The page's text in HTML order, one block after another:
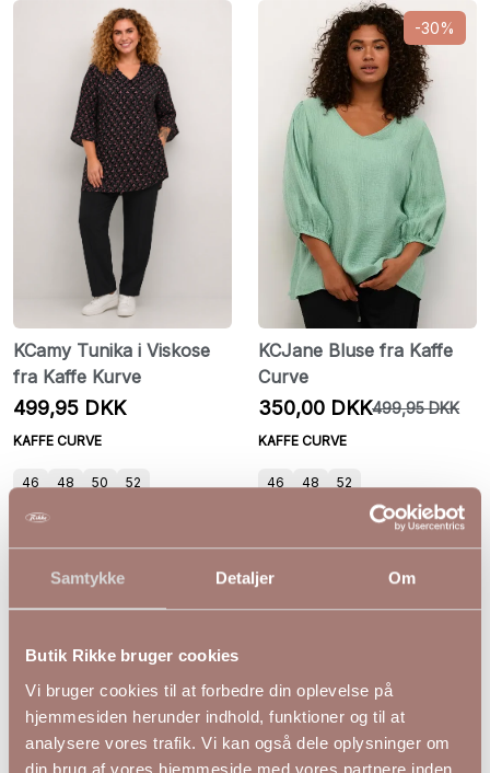
Samtykke Detaljer Om
Butik Rikke bruger cookies
Vi bruger cookies til at forbedre din oplevelse på
hjemmesiden herunder indhold, funktioner og til at
analysere vores trafik. Vi kan også dele oplysninger om
din brug af vores hjemmeside med vores partnere inden
KCamy Tunika i Viskose
fra Kaffe Kurve
499,95 DKK
KAFFE CURVE
46 48 50 52
-30%
KCJane Bluse fra Kaffe
Curve
350,00 DKK499,95 DKK
KAFFE CURVE
46 48 52